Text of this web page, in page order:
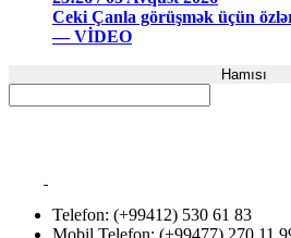
Ceki Çanla görüşmək üçün
— VİDEO
Hamısı
Telefon: (+99412) 530 61 83